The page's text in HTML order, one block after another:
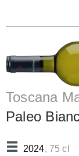
Toscana
Paleo
2024, 75 cl